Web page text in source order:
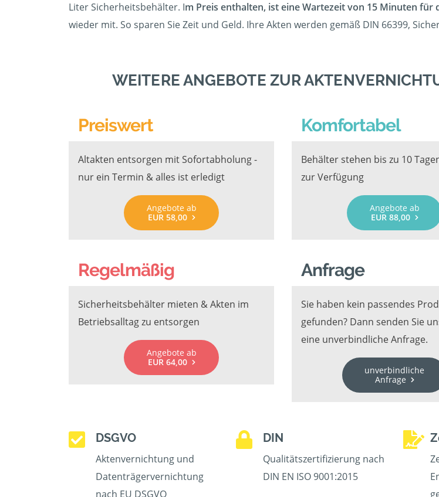
Liter Sicherheitsbehälter. Im Preis enthalten, ist eine Wartezeit von 15 Minuten für
wieder mit. So sparen Sie Zeit und Geld. Ihre Akten werden gemäß DIN 66399,
WEITERE ANGEBOTE ZUR
Preiswert
Altakten entsorgen mit Sofortabholung -
nur ein Termin & alles ist erledigt
Angebote ab
EUR 58,00
Komfortabel
Behälter stehen bis zu 10
zur Verfügung
Angebote ab
EUR 88,00
Regelmäßig
Sicherheitsbehälter mieten & Akten im
Betriebsalltag zu entsorgen
Angebote ab
EUR 64,00
Anfrage
Sie haben kein passendes
gefunden? Dann senden Sie
eine unverbindliche Anfrage.
unverbindliche
Anfrage
DSGVO
Aktenvernichtung und
Datenträgervernichtung
nach EU DSGVO
DIN
Qualitätszertifizierung nach
DIN EN ISO 9001:2015